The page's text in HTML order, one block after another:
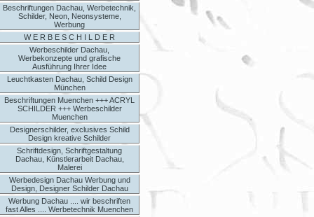
Beschriftungen Dachau, Werbetechnik,
Schilder, Neon, Neonsysteme,
Werbung
W E R B E S C H I L D E R
Werbeschilder Dachau,
Werbekonzepte und grafische
Ausführung Ihrer Idee
Leuchtkasten Dachau, Schild Design
München
Beschriftungen Muenchen +++ ACRYL
SCHILDER +++ Werbeschilder
Muenchen
Designerschilder, exclusives Schild
Design kreative Schilder
Schriftdesign, Schriftgestaltung
Dachau, Künstlerarbeit Dachau,
Malerei
Werbedesign Dachau Werbung und
Design, Designer Schilder Dachau
Werbung Dachau .... wir beschriften
fast Alles .... Werbetechnik Muenchen